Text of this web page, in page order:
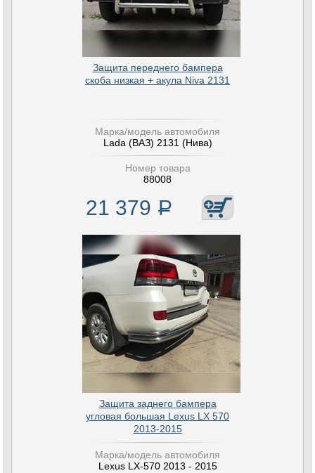
Защита переднего бампера
скоба низкая + акула Niva 2131
Марка/модель автомобиля
Lada (ВАЗ) 2131 (Нива)
Номер товара
88008
21 379 Р
Защита заднего бампера
угловая большая Lexus LX 570
2013-2015
Марка/модель автомобиля
Lexus LX-570 2013 - 2015